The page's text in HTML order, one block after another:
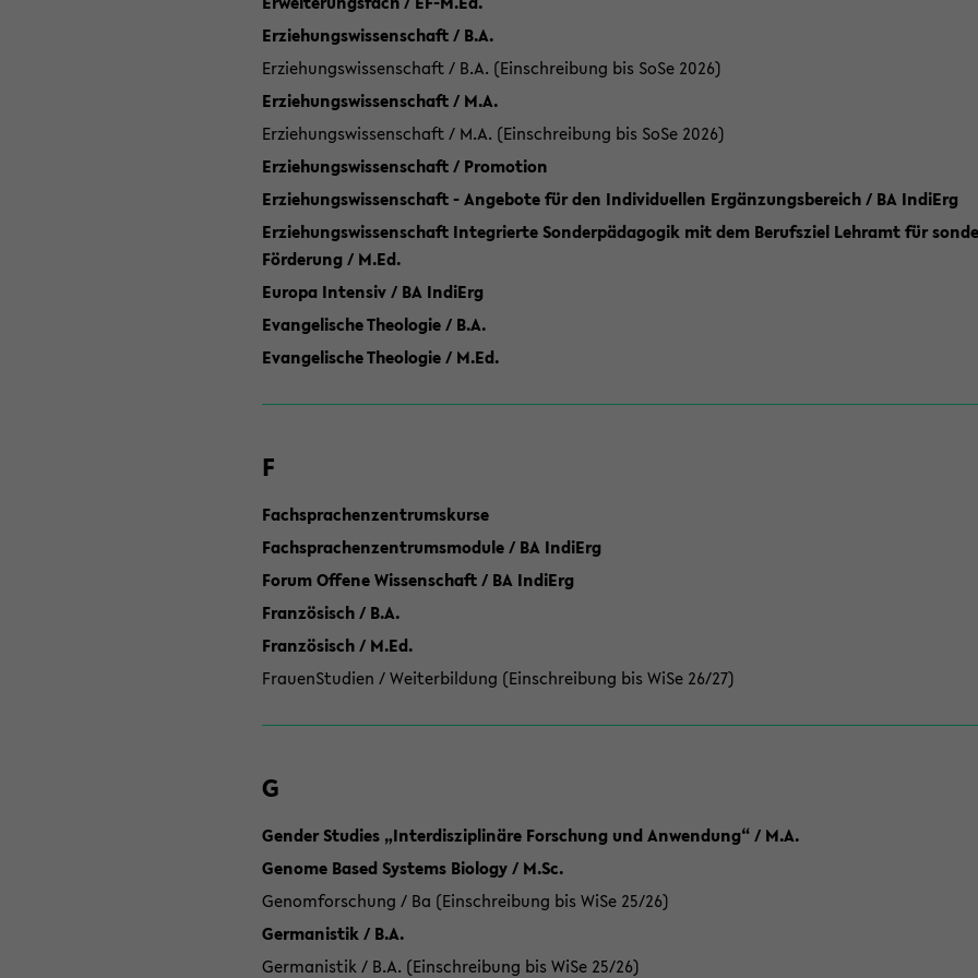
Erziehungswissenschaft / B.A.
Erziehungswissenschaft / B.A. (Einschreibung bis SoSe 2026)
Erziehungswissenschaft / M.A.
Erziehungswissenschaft / M.A. (Einschreibung bis SoSe 2026)
Erziehungswissenschaft / Promotion
Erziehungswissenschaft - Angebote für den Individuellen Ergänzungsbereich / BA IndiErg
Erziehungswissenschaft Integrierte Sonderpädagogik mit dem Berufsziel Lehramt für
Förderung / M.Ed.
Europa Intensiv / BA IndiErg
Evangelische Theologie / B.A.
Evangelische Theologie / M.Ed.
F
Fachsprachenzentrumskurse
Fachsprachenzentrumsmodule / BA IndiErg
Forum Offene Wissenschaft / BA IndiErg
Französisch / B.A.
Französisch / M.Ed.
FrauenStudien / Weiterbildung (Einschreibung bis WiSe 26/27)
G
Gender Studies „Interdisziplinäre Forschung und Anwendung“ / M.A.
Genome Based Systems Biology / M.Sc.
Genomforschung / Ba (Einschreibung bis WiSe 25/26)
Germanistik / B.A.
Germanistik / B.A. (Einschreibung bis WiSe 25/26)